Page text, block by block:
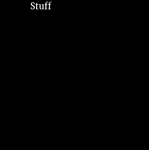
Stuff